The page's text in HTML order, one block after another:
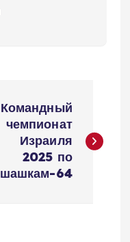
Командный
чемпионат
Израиля
2025 по
шашкам-64